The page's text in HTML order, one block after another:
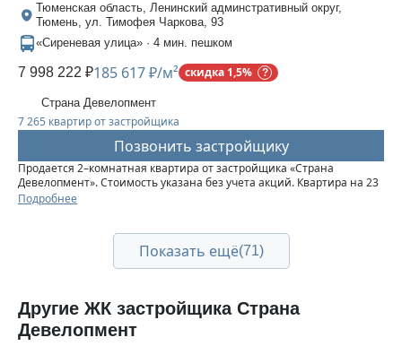
Тюменская область, Ленинский админстративный округ,
Тюмень, ул. Тимофея Чаркова, 93
«Сиреневая улица» · 4 мин. пешком
7 998 222 ₽185 617 ₽/м² скидка 1,5%
Страна Девелопмент
7 265 квартир от застройщика
Позвонить застройщику
Продается 2–комнатная квартира от застройщика «Страна
Девелопмент». Стоимость указана без учета акций. Квартира на 23
этаже, площадь квартиры 43,09 кв. м. Сдача — в 3 квартале 2025
Подробнее
Показать ещё(71)
Другие ЖК застройщика Страна
Девелопмент